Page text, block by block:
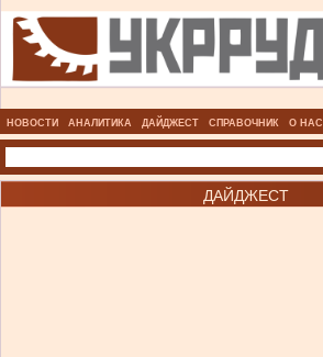
НОВОСТИ АНАЛИТИКА ДАЙДЖЕСТ СПРАВОЧНИК О НАС
ДАЙДЖЕСТ